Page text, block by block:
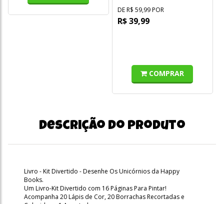
DE R$ 59,99 POR
R$ 39,99
COMPRAR
Descrição do produto
Livro - Kit Divertido - Desenhe Os Unicórnios da Happy
Books.
Um Livro-Kit Divertido com 16 Páginas Para Pintar!
Acompanha 20 Lápis de Cor, 20 Borrachas Recortadas e